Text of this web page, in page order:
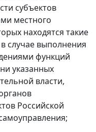
субъектов
местного
находятся такие
случае выполнения
функций
указанных
власти,
Российской